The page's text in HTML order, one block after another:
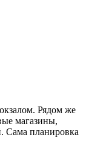
Рядом же
магазины,
Сама планировка